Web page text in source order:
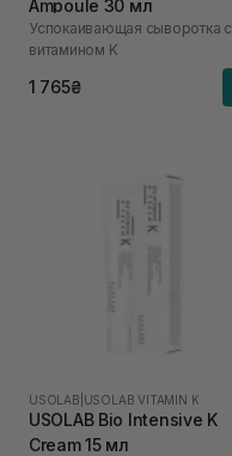
Ampoule 30 мл
Успокаивающая сыворотка с
витамином K
1 765₴
USOLAB USOLAB VITAMIN K
USOLAB Bio Intensive K
Cream 15 мл